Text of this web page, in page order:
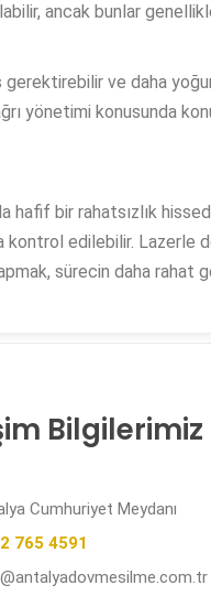
ancak bunlar
ve daha
yönetimi konusunda
bir rahatsızlık
kontrol edilebilir. Lazerle
sürecin daha rahat
Bilgilerimiz
Cumhuriyet Meydanı
765 4591